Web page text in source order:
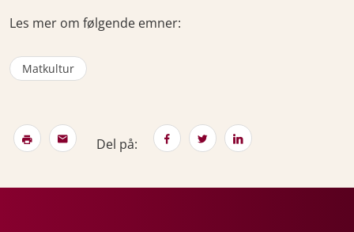
Les mer om følgende emner:
Matkultur
Del på: